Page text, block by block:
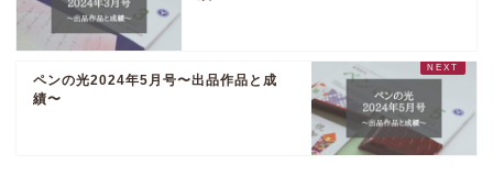
ペンの光2024年5月号〜出品作品と成
績〜